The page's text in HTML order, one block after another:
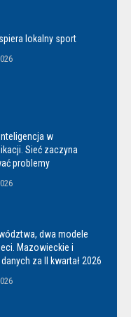
lokalny sport
w
Sieć zaczyna
problemy
dwa modele
Mazowieckie i
za II kwartał 2026